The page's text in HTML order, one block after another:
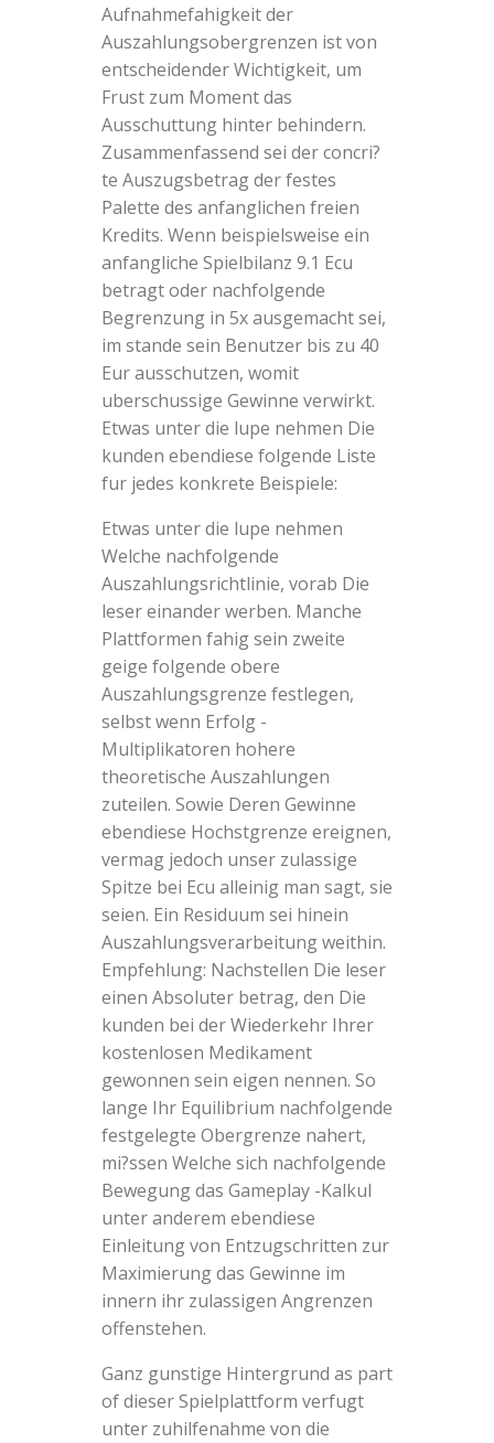
Aufnahmefahigkeit der
Auszahlungsobergrenzen ist von
entscheidender Wichtigkeit, um
Frust zum Moment das
Ausschuttung hinter behindern.
Zusammenfassend sei der concri?
te Auszugsbetrag der festes
Palette des anfanglichen freien
Kredits. Wenn beispielsweise ein
anfangliche Spielbilanz 9.1 Ecu
betragt oder nachfolgende
Begrenzung in 5x ausgemacht sei,
im stande sein Benutzer bis zu 40
Eur ausschutzen, womit
uberschussige Gewinne verwirkt.
Etwas unter die lupe nehmen Die
kunden ebendiese folgende Liste
fur jedes konkrete Beispiele:
Etwas unter die lupe nehmen
Welche nachfolgende
Auszahlungsrichtlinie, vorab Die
leser einander werben. Manche
Plattformen fahig sein zweite
geige folgende obere
Auszahlungsgrenze festlegen,
selbst wenn Erfolg -
Multiplikatoren hohere
theoretische Auszahlungen
zuteilen. Sowie Deren Gewinne
ebendiese Hochstgrenze ereignen,
vermag jedoch unser zulassige
Spitze bei Ecu alleinig man sagt, sie
seien. Ein Residuum sei hinein
Auszahlungsverarbeitung weithin.
Empfehlung: Nachstellen Die leser
einen Absoluter betrag, den Die
kunden bei der Wiederkehr Ihrer
kostenlosen Medikament
gewonnen sein eigen nennen. So
lange Ihr Equilibrium nachfolgende
festgelegte Obergrenze nahert,
mi?ssen Welche sich nachfolgende
Bewegung das Gameplay -Kalkul
unter anderem ebendiese
Einleitung von Entzugschritten zur
Maximierung das Gewinne im
innern ihr zulassigen Angrenzen
offenstehen.
Ganz gunstige Hintergrund as part
of dieser Spielplattform verfugt
unter zuhilfenahme von die